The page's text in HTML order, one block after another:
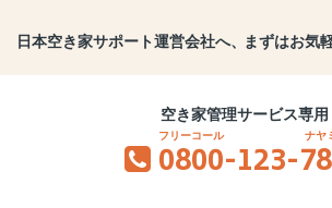
日本空き家サポート運営会社へ、 まずはお気
空き家管理サービス専用
0800-123-